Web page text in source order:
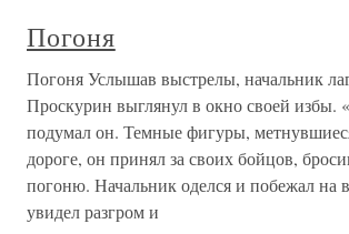
Погоня
Погоня Услышав выстрелы, начальник
Проскурин выглянул в окно своей избы.
подумал он. Темные фигуры,
дороге, он принял за своих бойцов,
погоню. Начальник оделся и побежал на
увидел разгром и